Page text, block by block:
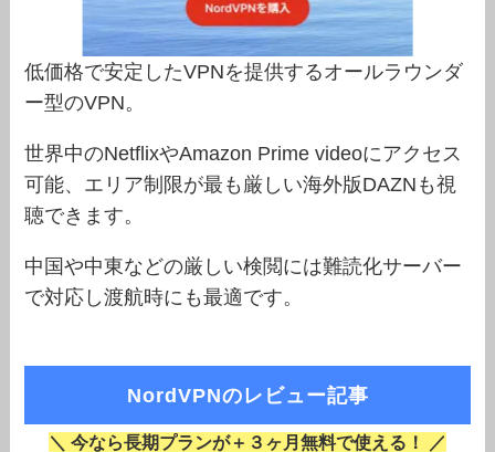
低価格で安定したVPNを提供するオールラウンダ
ー型のVPN。
世界中のNetflixやAmazon Prime videoにアクセス
可能、エリア制限が最も厳しい海外版DAZNも視
聴できます。
中国や中東などの厳しい検閲には難読化サーバー
で対応し渡航時にも最適です。
NordVPNのレビュー記事
＼ 今なら長期プランが＋３ヶ月無料で使える！ ／